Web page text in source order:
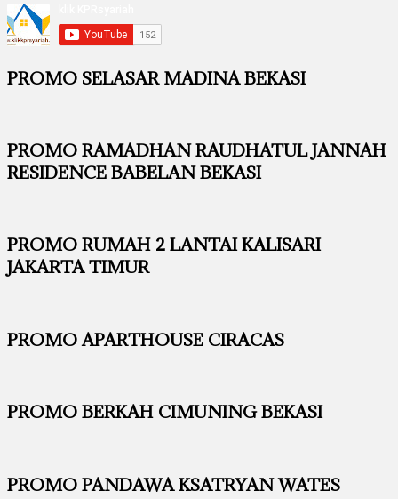
PROMO SELASAR MADINA BEKASI
PROMO RAMADHAN RAUDHATUL JANNAH
RESIDENCE BABELAN BEKASI
PROMO RUMAH 2 LANTAI KALISARI
JAKARTA TIMUR
PROMO APARTHOUSE CIRACAS
PROMO BERKAH CIMUNING BEKASI
PROMO PANDAWA KSATRYAN WATES